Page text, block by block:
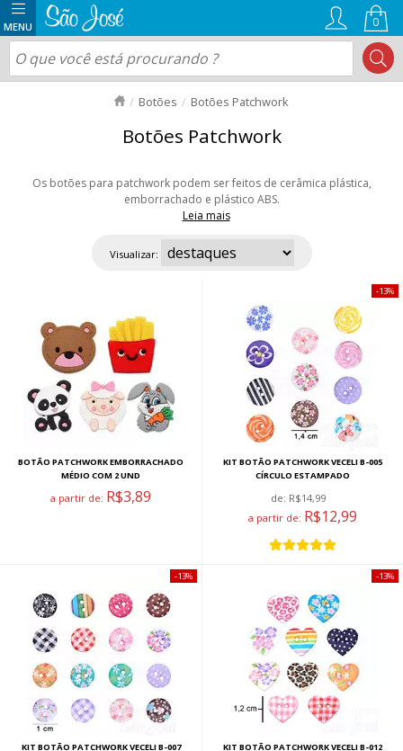
0
Botões Botões Patchwork
Botões Patchwork
Os botões para patchwork podem ser feitos de cerâmica plástica,
emborrachado e plástico ABS.
Leia mais
para confecção e trabalhos decorativos, como scrapbooking, patchwork e
muito mais. Aproveite as ofertas e nosso envio rápido para todo Brasil!
Visualizar:
BOTÃO PATCHWORK EMBORRACHADO
MÉDIO COM 2 UND
a partir de: R$3,89
KIT BOTÃO PATCHWORK VECELI B-005
CÍRCULO ESTAMPADO
de: R$14,99
a partir de: R$12,99
13%
KIT BOTÃO PATCHWORK VECELI B-007
13%
KIT BOTÃO PATCHWORK VECELI B-012
13%